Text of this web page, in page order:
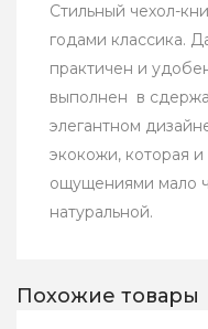
Стильный чехол-
годами классика.
практичен и
выполнен в
элегантном
экокожи, которая
ощущениями мало
натуральной.
Похожие товары